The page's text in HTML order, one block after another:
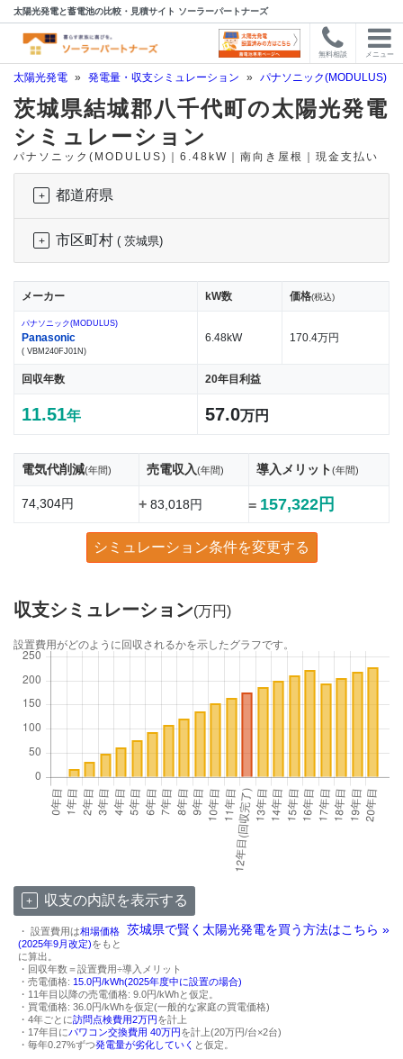
太陽光発電と蓄電池の比較・見積サイト ソーラーパートナーズ
無料相談 メニュー
太陽光発電 » 発電量・収支シミュレーション » パナソニック(MODULUS)
茨城県結城郡八千代町の太陽光発電
シミュレーション
パナソニック(MODULUS)｜6.48kW｜南向き屋根｜現金支払い
都道府県
市区町村 ( 茨城県)
メーカー kW数 価格(税込)
パナソニック(MODULUS)
Panasonic
( VBM240FJ01N)
6.48kW 170.4万円
回収年数 20年目利益
11.51年 57.0万円
電気代削減(年間) 売電収入(年間) 導入メリット(年間)
74,304円 +83,018円 = 157,322円
シミュレーション条件を変更する
収支シミュレーション(万円)
設置費用がどのように回収されるかを示したグラフです。
収支の内訳を表示する
茨城県で賢く太陽光発電を買う方法はこちら »
・ 設置費用は相場価格
(2025年9月改定)をもと
に算出。
・回収年数＝設置費用÷導入メリット
・売電価格: 15.0円/kWh(2025年度中に設置の場合)
・11年目以降の売電価格: 9.0円/kWhと仮定。
・買電価格: 36.0円/kWhを仮定(一般的な家庭の買電価格)
・4年ごとに訪問点検費用2万円を計上
・17年目にパワコン交換費用 40万円を計上(20万円/台×2台)
・毎年0.27%ずつ発電量が劣化していく と仮定。